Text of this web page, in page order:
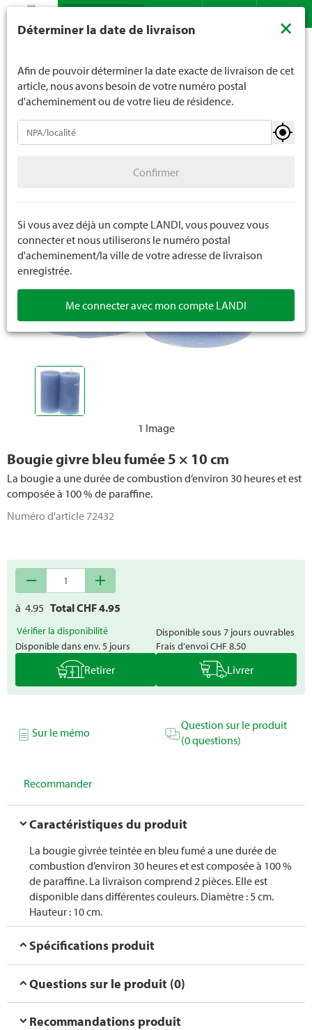
Recherche
2 pièces
1 Image
Bougie givre bleu fumée 5 × 10 cm
La bougie a une durée de combustion d’environ 30 heures et est
composée à 100 % de paraffine.
Numéro d'article 72432
remove add
à 4.95 Total CHF4.95
Vérifier la disponibilité
Disponible dans env. 5 jours
Disponible sous 7 jours ouvrables
Frais d'envoiCHF 8.50
Retirer Livrer
Sur le mémo
Question sur le produit
(0 questions)
Recommander
Caractéristiques du produit
La bougie givrée teintée en bleu fumé a une durée de
combustion d’environ 30 heures et est composée à 100 %
de paraffine. La livraison comprend 2 pièces. Elle est
disponible dans différentes couleurs. Diamètre : 5 cm.
Hauteur : 10 cm.
Spécifications produit
Questions sur le produit (0)
Recommandations produit
Bougies
Bougies standard
Bougies parfumées
Bougies de tombe
Bougies Citronella
Déterminer la date de livraison ×
Afin de pouvoir déterminer la date exacte de livraison de cet
article, nous avons besoin de votre numéro postal
d'acheminement ou de votre lieu de résidence.
Confirmer
Si vous avez déjà un compte LANDI, vous pouvez vous
connecter et nous utiliserons le numéro postal
d'acheminement/la ville de votre adresse de livraison
enregistrée.
Me connecter avec mon compte LANDI
moins de 16 ans. La limite d'âge est de 18 ans pour les
nous indiquez votre âge de manière contraignante.